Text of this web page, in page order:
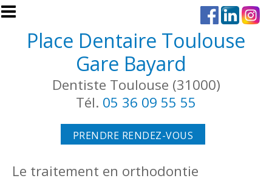
Aller au contenu principal
Place Dentaire Toulouse
Gare Bayard
Dentiste Toulouse (31000)
Tél. 05 36 09 55 55
PRENDRE RENDEZ-VOUS
Le traitement en orthodontie